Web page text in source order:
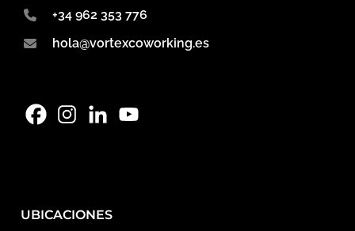
+34 962 353 776
hola@vortexcoworking.es
UBICACIONES